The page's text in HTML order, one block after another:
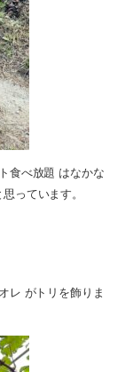
食べ放題 はなかな
っています。
レ がトリを飾りま